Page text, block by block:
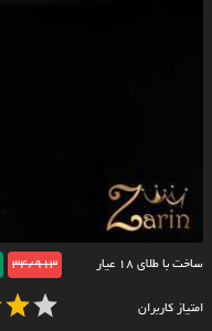
ساخت با طلای ۱۸ عیار 34/913
امتیاز کاربران